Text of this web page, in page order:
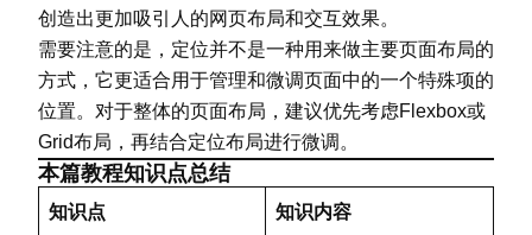
创造出更加吸引人的网页布局和交互效果。
需要注意的是，定位并不是一种用来做主要页面布局的
方式，它更适合用于管理和微调页面中的一个特殊项的
位置。对于整体的页面布局，建议优先考虑Flexbox或
Grid布局，再结合定位布局进行微调。
本篇教程知识点总结
知识点 知识内容